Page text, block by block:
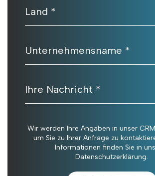
Land *
Unternehmensname *
Ihre Nachricht *
Wir werden Ihre Angaben in unser
um Sie zu Ihrer Anfrage zu
Informationen finden Sie in
Datenschutzerklärung.